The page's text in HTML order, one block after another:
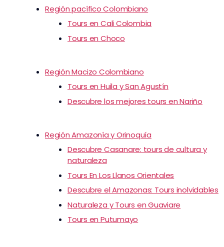
Región pacífico Colombiano
Tours en Cali Colombia
Tours en Choco
Región Macizo Colombiano
Tours en Huila y San Agustín
Descubre los mejores tours en Nariño
Región Amazonía y Orinoquía
Descubre Casanare: tours de cultura y
naturaleza
Tours En Los Llanos Orientales
Descubre el Amazonas: Tours inolvidables
Naturaleza y Tours en Guaviare
Tours en Putumayo